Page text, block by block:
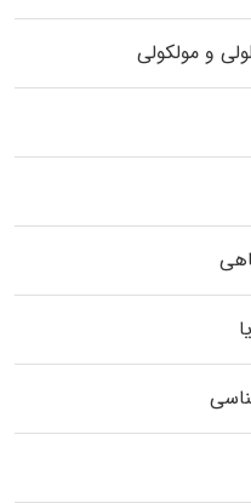
و مولکولی